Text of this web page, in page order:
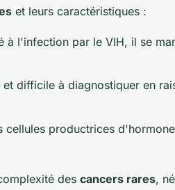
et leurs caractéristiques :
à l'infection par le VIH, il se
et difficile à diagnostiquer en
cellules productrices
des cancers rares,